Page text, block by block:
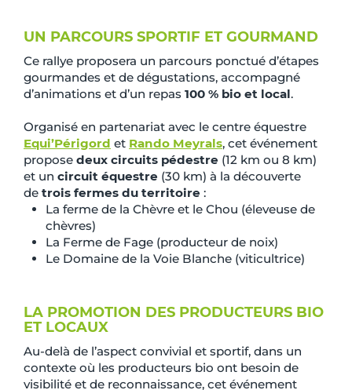
UN PARCOURS SPORTIF ET GOURMAND
Ce rallye proposera un parcours ponctué d’étapes
gourmandes et de dégustations, accompagné
d’animations et d’un repas 100 % bio et local.
Organisé en partenariat avec le centre équestre
Equi’Périgord et Rando Meyrals, cet événement
propose deux circuits pédestre (12 km ou 8 km)
et un circuit équestre (30 km) à la découverte
de trois fermes du territoire :
La ferme de la Chèvre et le Chou (éleveuse de
chèvres)
La Ferme de Fage (producteur de noix)
Le Domaine de la Voie Blanche (viticultrice)
LA PROMOTION DES PRODUCTEURS BIO
ET LOCAUX
Au-delà de l’aspect convivial et sportif, dans un
contexte où les producteurs bio ont besoin de
visibilité et de reconnaissance, cet événement